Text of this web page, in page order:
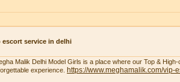
escort service in delhi
Malik Delhi Model Girls is a place where our Top &
experience.
https://www.meghamalik.com/vip-